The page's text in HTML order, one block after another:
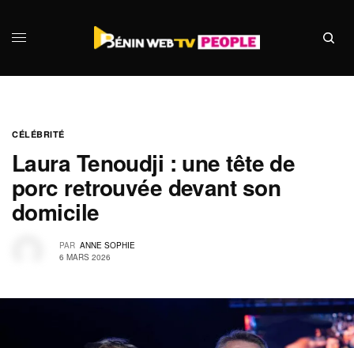
CÉLÉBRITÉ
Laura Tenoudji : une tête de
porc retrouvée devant son
domicile
PAR ANNE SOPHIE
6 MARS 2026